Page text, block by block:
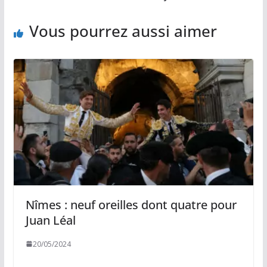
Vous pourrez aussi aimer
Nîmes : neuf oreilles dont quatre pour
Juan Léal
20/05/2024